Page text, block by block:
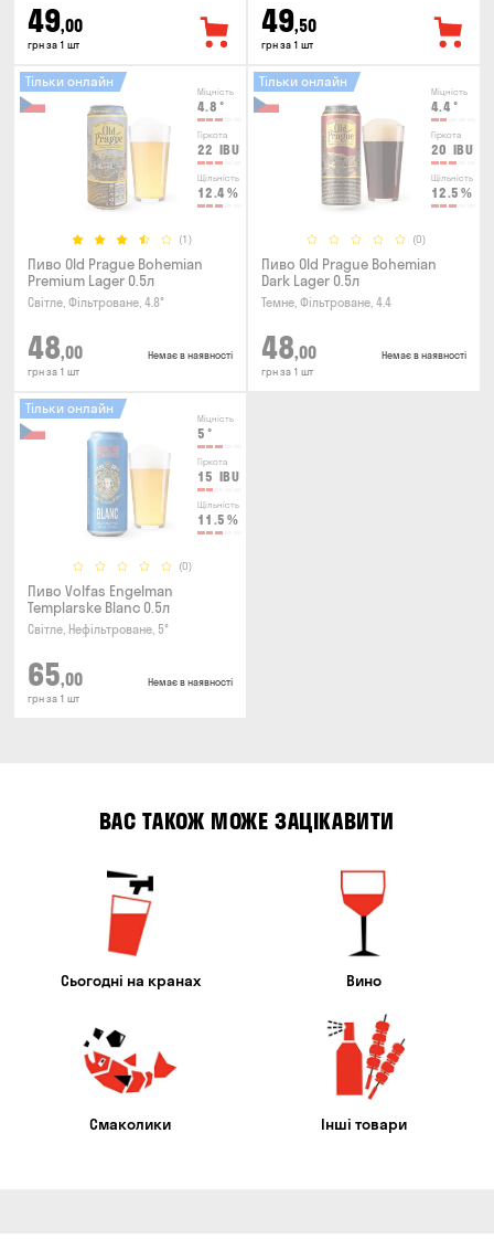
49,00
грн за 1 шт
49,50
грн за 1 шт
Міцність
4.8 °
Гіркота
22 IBU
Щільність
12.4 %
(1)
Тільки онлайн
Пиво Old Prague Bohemian
Premium Lager 0.5л
Світле, Фільтроване, 4.8°
48,00
грн за 1 шт
Немає в наявності
Міцність
4.4 °
Гіркота
20 IBU
Щільність
12.5 %
(0)
Тільки онлайн
Пиво Old Prague Bohemian
Dark Lager 0.5л
Темне, Фільтроване, 4.4
48,00
грн за 1 шт
Немає в наявності
Міцність
5 °
Гіркота
15 IBU
Щільність
11.5 %
(0)
Тільки онлайн
Пиво Volfas Engelman
Templarske Blanc 0.5л
Світле, Нефільтроване, 5°
65,00
грн за 1 шт
Немає в наявності
ВАС ТАКОЖ МОЖЕ ЗАЦІКАВИТИ
Сьогодні на кранах Вино
Смаколики Інші товари